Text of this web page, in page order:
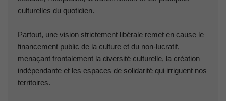
culturelles du quotidien.
Partout, une vision strictement libérale remet en cause le
financement public de la culture et du non-lucratif,
menaçant frontalement la diversité culturelle, la création
indépendante et les espaces de solidarité qui irriguent nos
territoires.